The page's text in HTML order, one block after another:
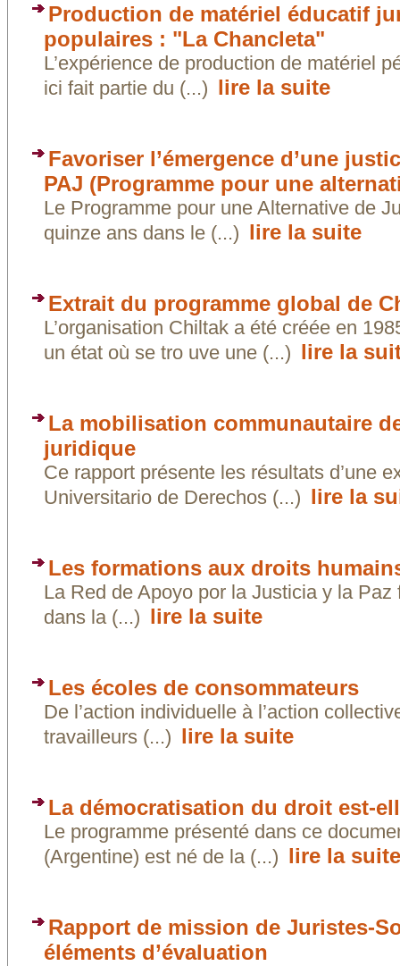
Production de matériel éducatif
populaires : "La Chancleta"
L’expérience de production de matériel
ici fait partie du (...) lire la suite
Favoriser l’émergence d’une
PAJ (Programme pour une
Le Programme pour une Alternative de
quinze ans dans le (...) lire la suite
Extrait du programme global de
L’organisation Chiltak a été créée en
un état où se tro uve une (...) lire la
La mobilisation communautaire
juridique
Ce rapport présente les résultats d’une
Universitario de Derechos (...) lire la
Les formations aux droits
La Red de Apoyo por la Justicia y la
dans la (...) lire la suite
Les écoles de consommateurs
De l’action individuelle à l’action
travailleurs (...) lire la suite
La démocratisation du droit est-
Le programme présenté dans ce
(Argentine) est né de la (...) lire la suite
Rapport de mission de Juristes-
éléments d’évaluation